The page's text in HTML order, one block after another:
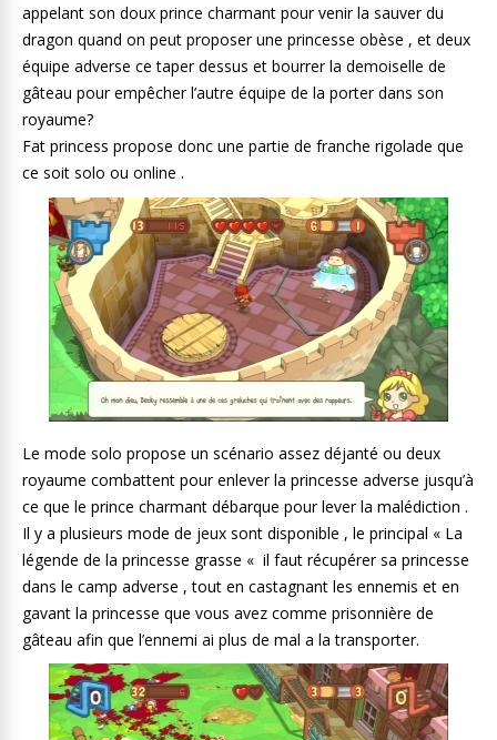
appelant son doux prince charmant pour venir la sauver du
dragon quand on peut proposer une princesse obèse , et deux
équipe adverse ce taper dessus et bourrer la demoiselle de
gâteau pour empêcher l’autre équipe de la porter dans son
royaume?
Fat princess propose donc une partie de franche rigolade que
ce soit solo ou online .
Le mode solo propose un scénario assez déjanté ou deux
royaume combattent pour enlever la princesse adverse jusqu’à
ce que le prince charmant débarque pour lever la malédiction .
Il y a plusieurs mode de jeux sont disponible , le principal « La
légende de la princesse grasse « il faut récupérer sa princesse
dans le camp adverse , tout en castagnant les ennemis et en
gavant la princesse que vous avez comme prisonnière de
gâteau afin que l’ennemi ai plus de mal a la transporter.